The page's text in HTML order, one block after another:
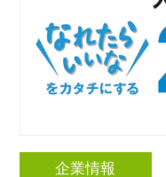
企業情報